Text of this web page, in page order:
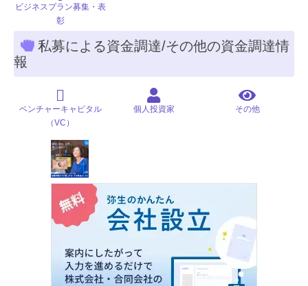
ビジネスプラン募集・表
彰
私募による資金調達/その他の資金調達情
報
ベンチャーキャピタル
（VC）
個人投資家 その他